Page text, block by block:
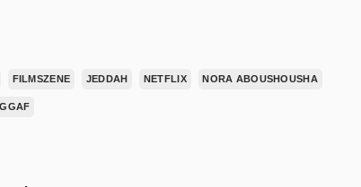
FILMSZENE JEDDAH NETFLIX NORA ABOUSHOUSHA